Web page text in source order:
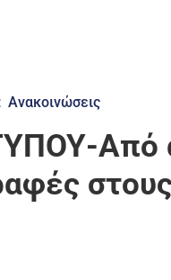
Ανακοινώσεις
Από